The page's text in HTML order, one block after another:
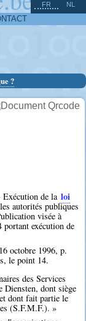
FR NL
?
de la loi
autorités publiques
visée à
exécution de
octobre 1996, p.
le point 14.
des Services
Diensten, dont siège
dont fait partie le
(S.F.M.F.). »
^